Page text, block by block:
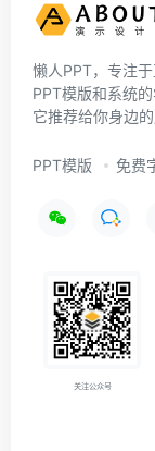
懒人PPT，专注
PPT模版和系统
它推荐给你身边
PPT模版 免费
关注公众号